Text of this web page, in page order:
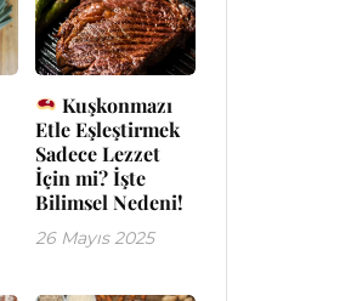
Kuşkonmazı
Etle Eşleştirmek
Sadece Lezzet
İçin mi? İşte
Bilimsel Nedeni!
26 Mayıs 2025